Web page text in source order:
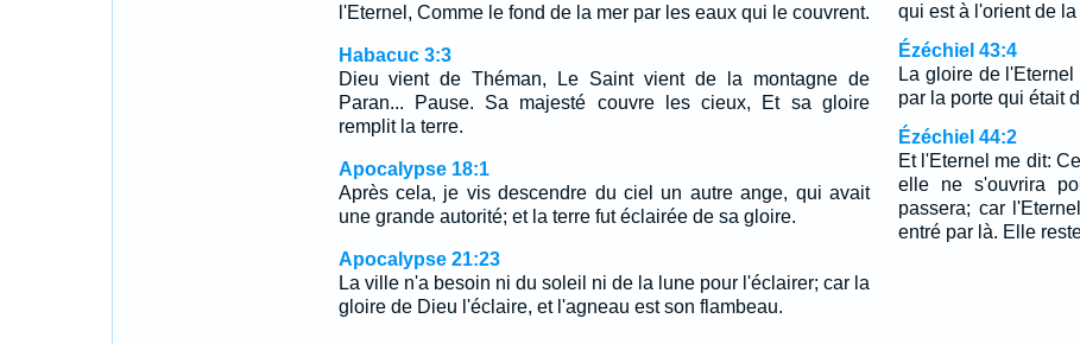
l'Eternel, Comme le fond de la mer par les eaux qui le couvrent.
Habacuc 3:3
Dieu vient de Théman, Le Saint vient de la montagne de
Paran... Pause. Sa majesté couvre les cieux, Et sa gloire
remplit la terre.
Apocalypse 18:1
Après cela, je vis descendre du ciel un autre ange, qui avait
une grande autorité; et la terre fut éclairée de sa gloire.
Apocalypse 21:23
La ville n'a besoin ni du soleil ni de la lune pour l'éclairer; car la
gloire de Dieu l'éclaire, et l'agneau est son flambeau.
qui est à l'orient de
Ézéchiel 43:4
La gloire de
par la porte qui était
Ézéchiel 44:2
Et l'Eternel me dit:
elle ne s'ouvrira
passera; car
entré par là. Elle